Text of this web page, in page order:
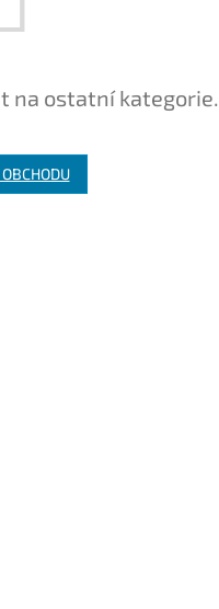
na ostatní kategorie.